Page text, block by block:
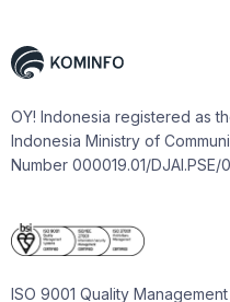
OY! Indonesia registered as
Indonesia Ministry of
Number 000019.01/DJAI.PSE/
ISO 9001 Quality